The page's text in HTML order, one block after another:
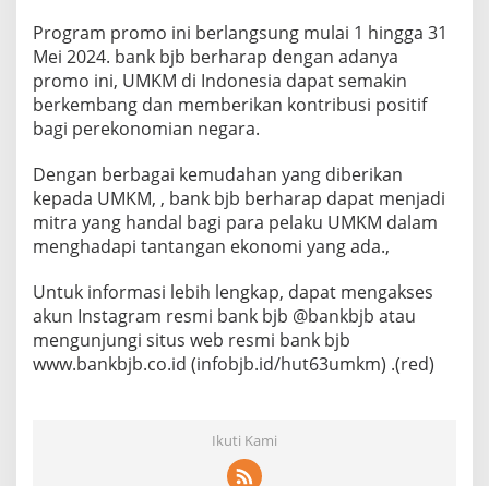
Program promo ini berlangsung mulai 1 hingga 31
Mei 2024. bank bjb berharap dengan adanya
promo ini, UMKM di Indonesia dapat semakin
berkembang dan memberikan kontribusi positif
bagi perekonomian negara.
Dengan berbagai kemudahan yang diberikan
kepada UMKM, , bank bjb berharap dapat menjadi
mitra yang handal bagi para pelaku UMKM dalam
menghadapi tantangan ekonomi yang ada.,
Untuk informasi lebih lengkap, dapat mengakses
akun Instagram resmi bank bjb @bankbjb atau
mengunjungi situs web resmi bank bjb
www.bankbjb.co.id (infobjb.id/hut63umkm) .(red)
Ikuti Kami